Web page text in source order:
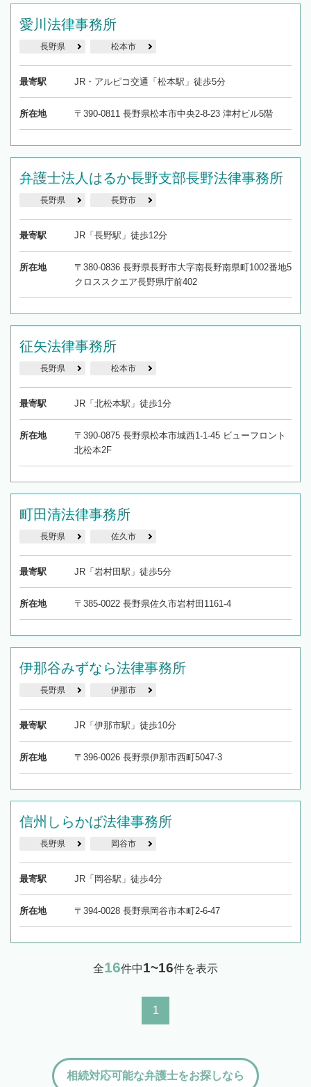
愛川法律事務所
長野県 松本市
最寄駅 JR・アルピコ交通「松本駅」徒歩5分
所在地 〒390-0811 長野県松本市中央2-8-23 津村ビル5階
弁護士法人はるか長野支部長野法律事務所
長野県 長野市
最寄駅 JR「長野駅」徒歩12分
所在地
〒380-0836 長野県長野市大字南長野南県町1002番地5
クロススクエア長野県庁前402
征矢法律事務所
長野県 松本市
最寄駅 JR「北松本駅」徒歩1分
所在地
〒390-0875 長野県松本市城西1-1-45 ビューフロント
北松本2F
町田清法律事務所
長野県 佐久市
最寄駅 JR「岩村田駅」徒歩5分
所在地 〒385-0022 長野県佐久市岩村田1161-4
伊那谷みずなら法律事務所
長野県 伊那市
最寄駅 JR「伊那市駅」徒歩10分
所在地 〒396-0026 長野県伊那市西町5047-3
信州しらかば法律事務所
長野県 岡谷市
最寄駅 JR「岡谷駅」徒歩4分
所在地 〒394-0028 長野県岡谷市本町2-6-47
全16件中1~16件を表示
1
相続対応可能な弁護士をお探しなら